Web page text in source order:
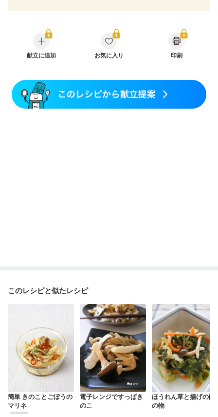
糖尿病性腎症（第１期）
糖尿病性腎症（第２期）
糖尿病性腎症（第３期）
CKD（ステージ１）
CKD（ステージ２）
CKD（ステージ３a）
乳がん治療を終えた方・経過観察中の方など
妊娠中(初期)
妊婦健診・体重増加が気になる（初期）
妊婦健診・血圧が気になる（初期）
献立に追加 お気に入り 印刷
このレシピと似たレシピ
簡単 きのことごぼうの
マリネ
電子レンジですっぱき
のこ
ほうれん草と揚げの酢
の物